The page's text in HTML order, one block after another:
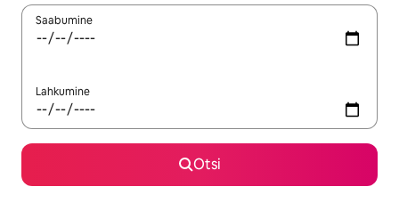
Saabumine
Lahkumine
Otsi